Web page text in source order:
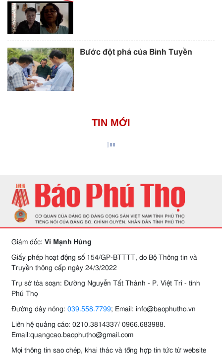
Bước đột phá của Bình Tuyền
TIN MỚI
Giám đốc: Vi Mạnh Hùng
Giấy phép hoạt động số 154/GP-BTTTT, do Bộ Thông tin và
Truyền thông cấp ngày 24/3/2022
Trụ sở tòa soạn: Đường Nguyễn Tất Thành - P. Việt Trì - tỉnh
Phú Thọ
Đường dây nóng: 039.558.7799; Email: info@baophutho.vn
Liên hệ quảng cáo: 0210.3814337/ 0966.683988.
Email:quangcao.baophutho@gmail.com
Mọi thông tin sao chép, khai thác và tổng hợp tin tức từ website